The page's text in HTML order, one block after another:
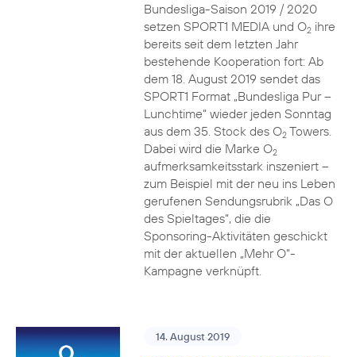
Bundesliga-Saison 2019 / 2020
setzen SPORT1 MEDIA und O2ihre
bereits seit dem letzten Jahr
bestehende Kooperation fort: Ab
dem 18. August 2019 sendet das
SPORT1 Format „Bundesliga Pur –
Lunchtime“ wieder jeden Sonntag
aus dem 35. Stock des O2Towers.
Dabei wird die Marke O2
aufmerksamkeitsstark inszeniert –
zum Beispiel mit der neu ins Leben
gerufenen Sendungsrubrik „Das O
des Spieltages“, die die
Sponsoring-Aktivitäten geschickt
mit der aktuellen „Mehr O“-
Kampagne verknüpft.
14. August 2019